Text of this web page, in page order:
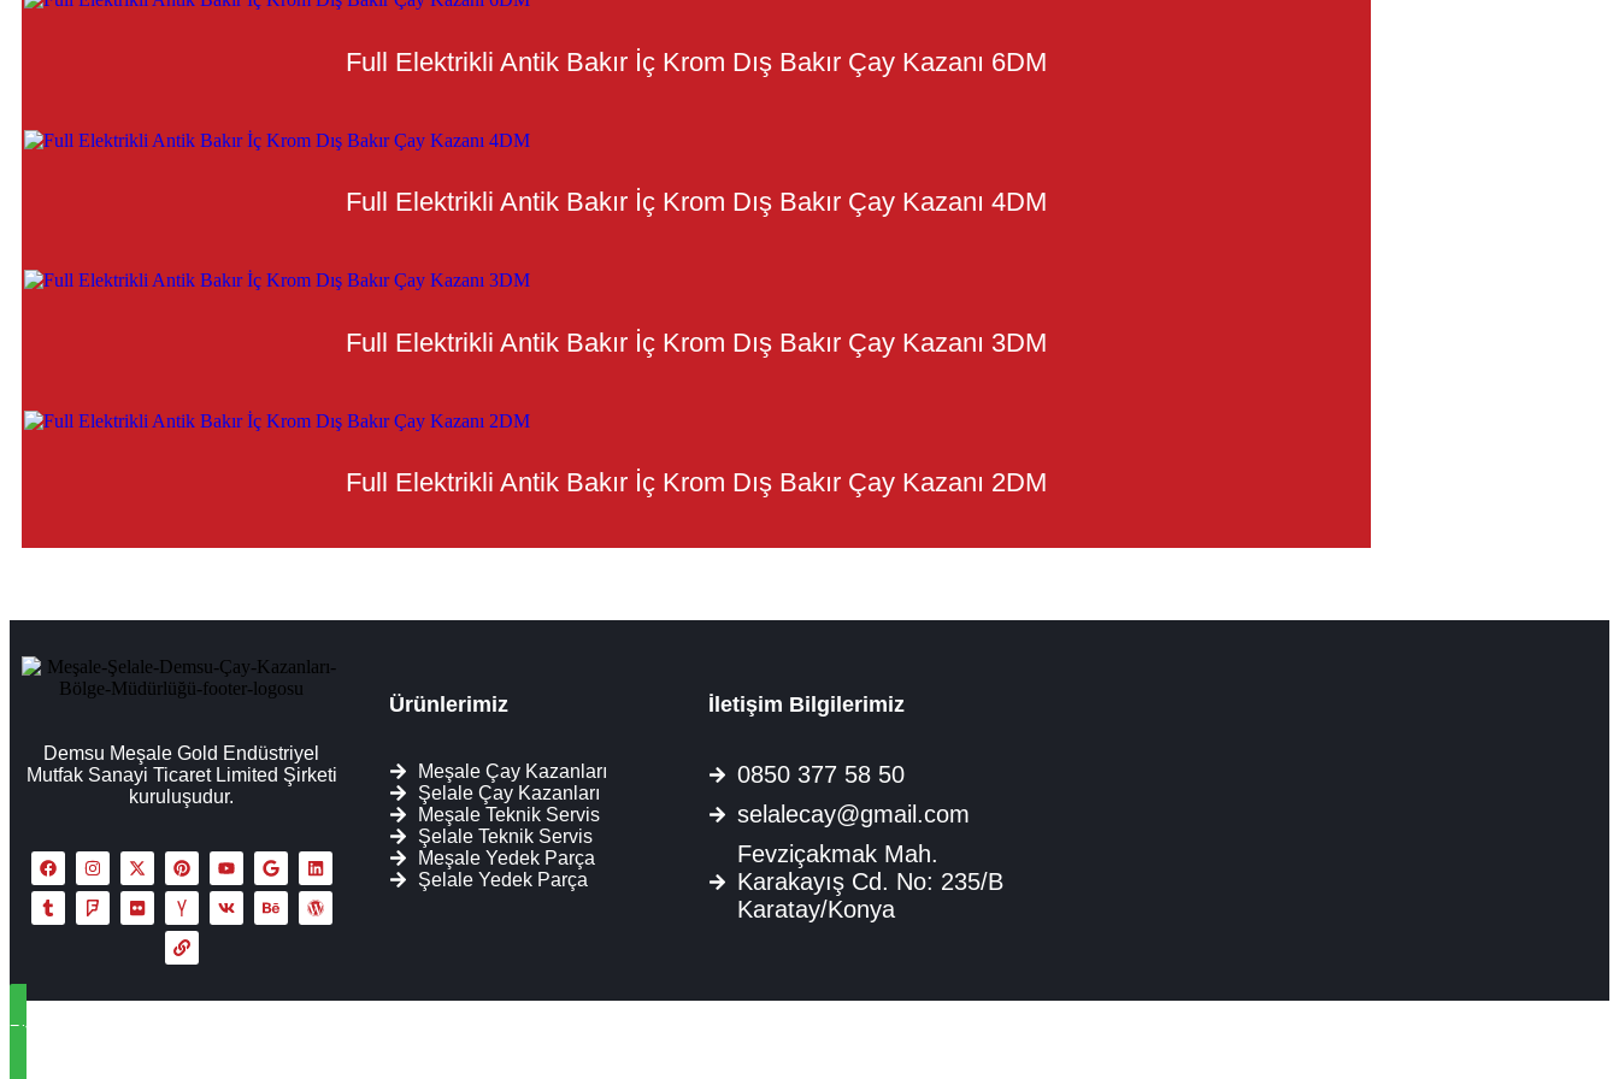
Full Elektrikli Antik Bakır İç Krom Dış Bakır Çay Kazanı 6DM
Full Elektrikli Antik Bakır İç Krom Dış Bakır Çay Kazanı 4DM
Full Elektrikli Antik Bakır İç Krom Dış Bakır Çay Kazanı 3DM
Full Elektrikli Antik Bakır İç Krom Dış Bakır Çay Kazanı 2DM
Demsu Meşale Gold Endüstriyel
Mutfak Sanayi Ticaret Limited Şirketi
kuruluşudur.
Ürünlerimiz
Meşale Çay Kazanları
Şelale Çay Kazanları
Meşale Teknik Servis
Şelale Teknik Servis
Meşale Yedek Parça
Şelale Yedek Parça
İletişim Bilgilerimiz
0850 377 58 50
selalecay@gmail.com
Fevziçakmak Mah.
Karakayış Cd. No: 235/B
Karatay/Konya
7/24 Teknik Destek